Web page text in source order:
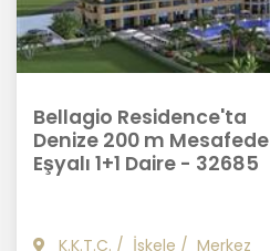
Bellagio Residence'ta
Denize 200 m Mesafede
Eşyalı 1+1 Daire - 32685
K.K.T.C. / İskele / Merkez